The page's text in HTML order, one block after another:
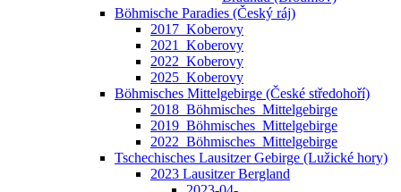
Böhmische Paradies (Český ráj)
2017_Koberovy
2021_Koberovy
2022_Koberovy
2025_Koberovy
Böhmisches Mittelgebirge (České středohoří)
2018_Böhmisches_Mittelgebirge
2019_Böhmisches_Mittelgebirge
2022_Böhmisches_Mittelgebirge
Tschechisches Lausitzer Gebirge (Lužické hory)
2023 Lausitzer Bergland